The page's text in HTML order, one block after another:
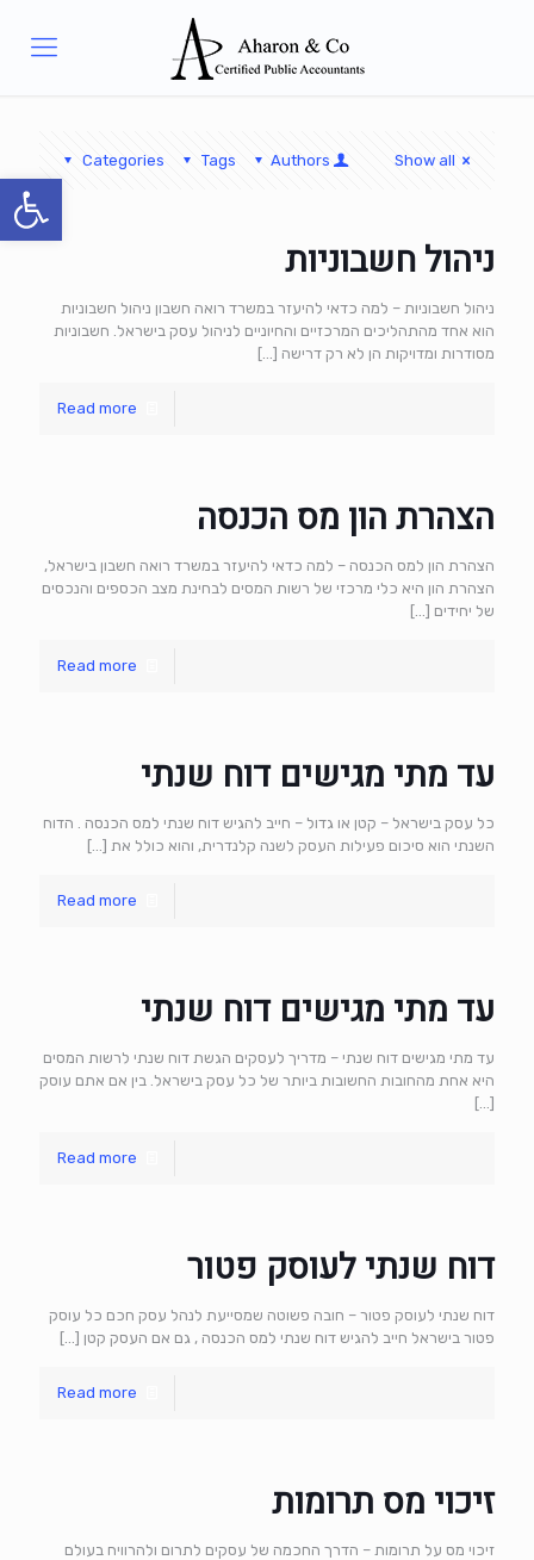
פתח
Categories Tags Authors Show all
ניהול חשבוניות
ניהול חשבוניות – למה כדאי להיעזר במשרד רואה חשבון ניהול חשבוניות
הוא אחד מהתהליכים המרכזיים והחיוניים לניהול עסק בישראל. חשבוניות
מסודרות ומדויקות הן לא רק דרישה […]
Read more
הצהרת הון מס הכנסה
הצהרת הון למס הכנסה – למה כדאי להיעזר במשרד רואה חשבון בישראל,
הצהרת הון היא כלי מרכזי של רשות המסים לבחינת מצב הכספים והנכסים
של יחידים […]
Read more
עד מתי מגישים דוח שנתי
כל עסק בישראל – קטן או גדול – חייב להגיש דוח שנתי למס הכנסה . הדוח
השנתי הוא סיכום פעילות העסק לשנה קלנדרית, והוא כולל את […]
Read more
עד מתי מגישים דוח שנתי
עד מתי מגישים דוח שנתי – מדריך לעסקים הגשת דוח שנתי לרשות המסים
היא אחת מהחובות החשובות ביותר של כל עסק בישראל. בין אם אתם עוסק
[…]
Read more
דוח שנתי לעוסק פטור
דוח שנתי לעוסק פטור – חובה פשוטה שמסייעת לנהל עסק חכם כל עוסק
פטור בישראל חייב להגיש דוח שנתי למס הכנסה , גם אם העסק קטן […]
Read more
זיכוי מס תרומות
זיכוי מס על תרומות – הדרך החכמה של עסקים לתרום ולהרוויח בעולם